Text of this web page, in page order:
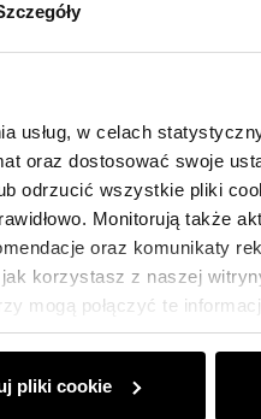
usług, w celach
oraz dostosować swoje
odrzucić wszystkie pliki
Monitorują także
oraz komunikaty
korzystasz z naszej
mogą połączyć te
pliki cookie